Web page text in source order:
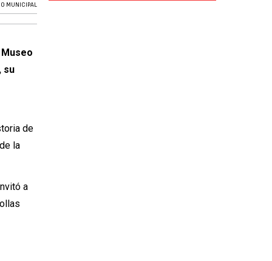
MUNICIPAL
su
de
la
a